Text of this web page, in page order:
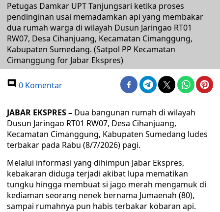
Petugas Damkar UPT Tanjungsari ketika proses
pendinginan usai memadamkan api yang membakar
dua rumah warga di wilayah Dusun Jaringao RT01
RW07, Desa Cihanjuang, Kecamatan Cimanggung,
Kabupaten Sumedang. (Satpol PP Kecamatan
Cimanggung for Jabar Ekspres)
0 Komentar
JABAR EKSPRES – Dua bangunan rumah di wilayah
Dusun Jaringao RT01 RW07, Desa Cihanjuang,
Kecamatan Cimanggung, Kabupaten Sumedang ludes
terbakar pada Rabu (8/7/2026) pagi.
Melalui informasi yang dihimpun Jabar Ekspres,
kebakaran diduga terjadi akibat lupa mematikan
tungku hingga membuat si jago merah mengamuk di
kediaman seorang nenek bernama Jumaenah (80),
sampai rumahnya pun habis terbakar kobaran api.